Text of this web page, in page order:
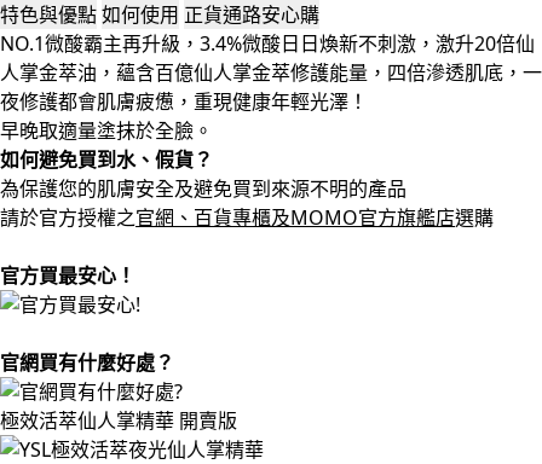
特色與優點如何使用 正貨通路安心購
NO.1微酸霸主再升級，3.4%微酸日日煥新不刺激，激升20倍仙
人掌金萃油，蘊含百億仙人掌金萃修護能量，四倍滲透肌底，一
夜修護都會肌膚疲憊，重現健康年輕光澤！
早晚取適量塗抹於全臉。
如何避免買到水、假貨？
為保護您的肌膚安全及避免買到來源不明的產品
請於官方授權之官網、百貨專櫃及MOMO官方旗艦店選購
官方買最安心！
官網買有什麼好處？
極效活萃仙人掌精華 開賣版